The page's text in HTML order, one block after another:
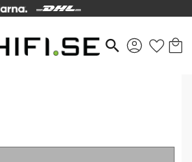
search